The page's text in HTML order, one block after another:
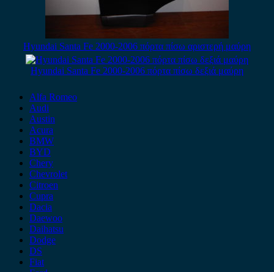
Hyundai Santa Fe 2000-2006 πόρτα πίσω αριστερή μαύρη
Hyundai Santa Fe 2000-2006 πόρτα πίσω δεξιά μαύρη
Alfa Romeo
Audi
Austin
Acura
BMW
BYD
Chery
Chevrolet
Citroen
Cupra
Dacia
Daewoo
Daihatsu
Dodge
DS
Fiat